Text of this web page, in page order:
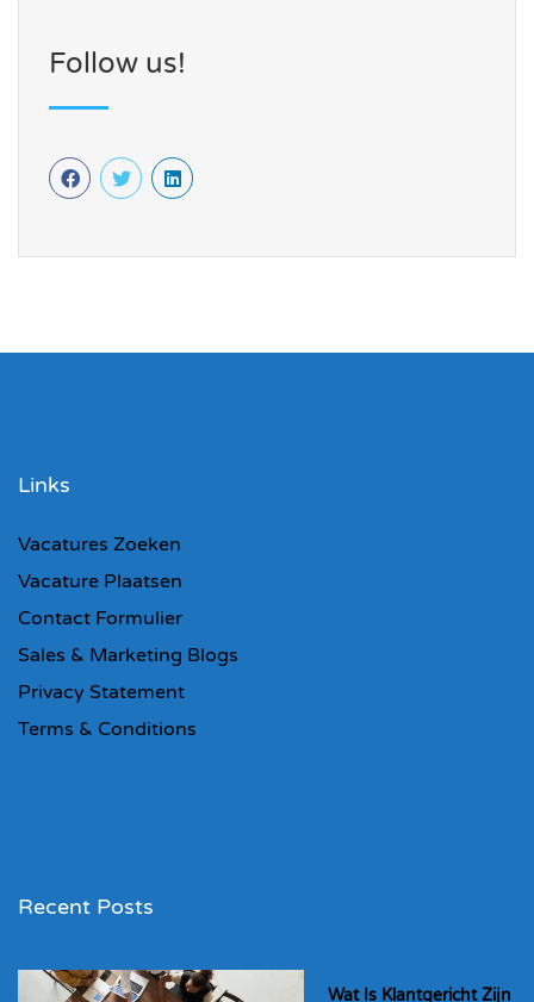
Follow us!
Links
Vacatures Zoeken
Vacature Plaatsen
Contact Formulier
Sales & Marketing Blogs
Privacy Statement
Terms & Conditions
Recent Posts
Wat Is Klantgericht Zijn